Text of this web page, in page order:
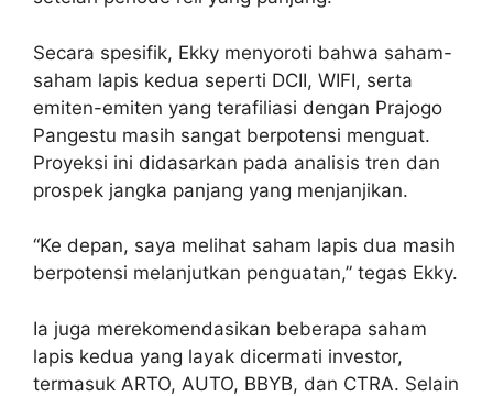
Secara spesifik, Ekky menyoroti bahwa saham-
saham lapis kedua seperti DCII, WIFI, serta
emiten-emiten yang terafiliasi dengan Prajogo
Pangestu masih sangat berpotensi menguat.
Proyeksi ini didasarkan pada analisis tren dan
prospek jangka panjang yang menjanjikan.
“Ke depan, saya melihat saham lapis dua masih
berpotensi melanjutkan penguatan,” tegas Ekky.
Ia juga merekomendasikan beberapa saham
lapis kedua yang layak dicermati investor,
termasuk ARTO, AUTO, BBYB, dan CTRA. Selain